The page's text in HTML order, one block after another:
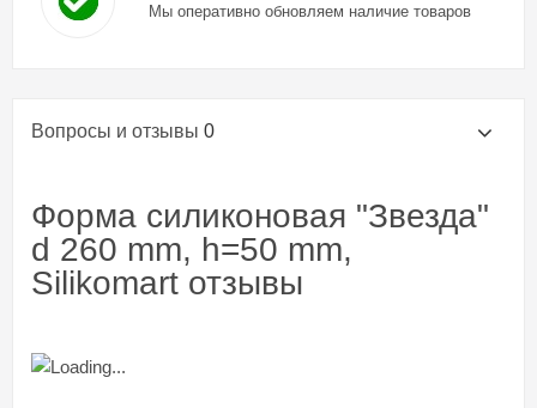
Мы оперативно обновляем наличие товаров
Вопросы и отзывы 0
Форма силиконовая "Звезда"
d 260 mm, h=50 mm,
Silikomart отзывы